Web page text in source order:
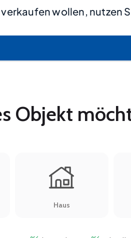
verkaufen wollen, nutzen